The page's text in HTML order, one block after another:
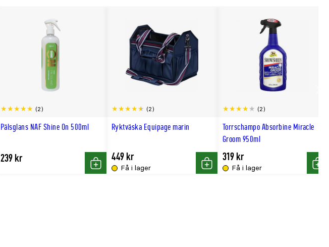
Pälsglans NAF Shine On 500ml
(2)
239 kr
Köp
Ryktväska Equipage marin
(2)
Få i lager
449 kr
Köp
Torrschampo Absorbine Miracle
Groom 950ml
(2)
Få i lager
319 kr
Köp